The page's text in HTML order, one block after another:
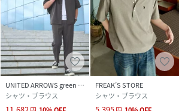
洗濯機洗い可能,漂白不可,タンブル乾燥不可,自然
乾燥,アイロン仕上げ可能,ドライクリーニング可
能,ウエットクリーニング可能
RJ6435_1205248900159
(1205248900159-15-94 RJ6435
UNITED ARROWS green label relaxing
シャツ・ブラウス
FREAK’S STORE
シャツ・ブラウス